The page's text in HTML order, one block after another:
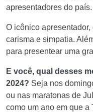
apresentadores do país.
O icônico
carisma e simpatia.
para presentear uma
E você, qual desses
2024? Seja nos
ou nas maratonas de
como um ano em que a